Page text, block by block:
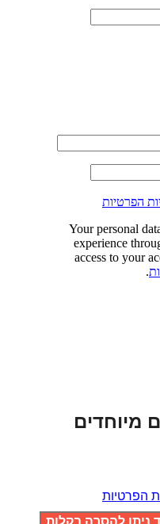
הפרטיות
Your personal
experience
access to your
.
מיוחדים
הפרטיות